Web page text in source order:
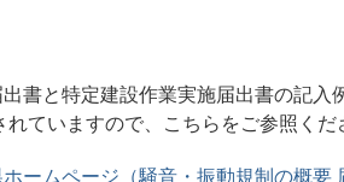
書と特定建設作業実施届出書の記入
ていますので、こちらをご参照くだ
ームページ（騒音・振動規制の概要